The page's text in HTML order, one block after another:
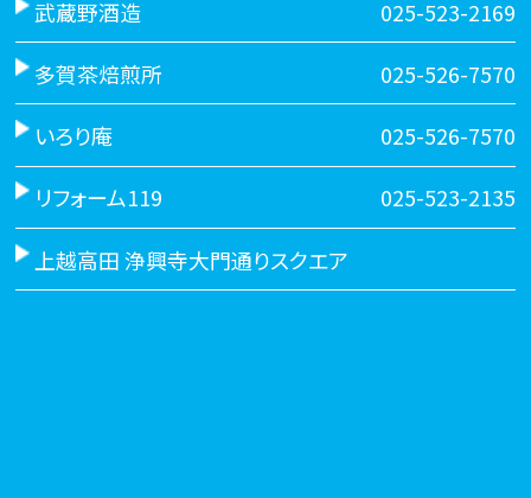
武蔵野酒造 025-523-2169
多賀茶焙煎所 025-526-7570
いろり庵 025-526-7570
リフォーム119 025-523-2135
上越高田 浄興寺大門通りスクエア